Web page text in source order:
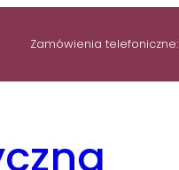
Zamówienia telefoniczne: